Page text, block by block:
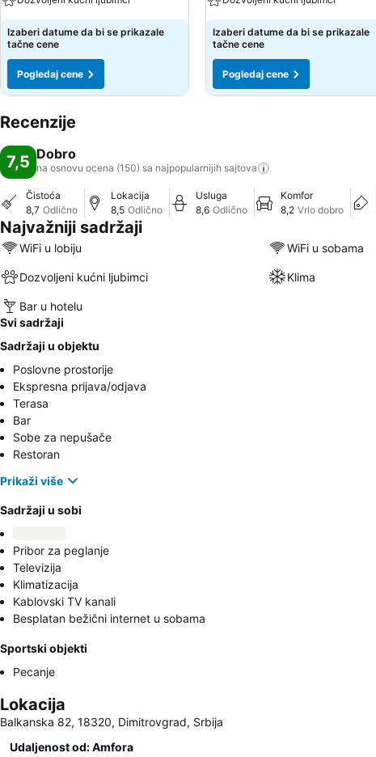
Izaberi datume da bi se prikazale
tačne cene
Pogledaj cene
Izaberi datume da bi se prikazale
tačne cene
Pogledaj cene
Recenzije
7,5 Dobro
na osnovu ocena (150) sa najpopularnijih sajtova
Čistoća
8,7 Odlično
Lokacija
8,5 Odlično
Usluga
8,6 Odlično
Komfor
8,2 Vrlo dobro
Najvažniji sadržaji
WiFi u lobiju WiFi u sobama
Dozvoljeni kućni ljubimci Klima
Bar u hotelu
Svi sadržaji
Sadržaji u objektu
Poslovne prostorije
Ekspresna prijava/odjava
Terasa
Bar
Sobe za nepušače
Restoran
Prikaži više
Sadržaji u sobi
Pribor za peglanje
Televizija
Klimatizacija
Kablovski TV kanali
Besplatan bežični internet u sobama
Sportski objekti
Pecanje
Lokacija
Balkanska 82, 18320, Dimitrovgrad, Srbija
Udaljenost od: Amfora